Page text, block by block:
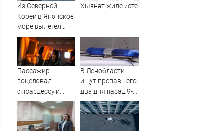
Из Северной
Кореи в Японское
море вылетел
неопознанный
снаряд
Хыянәт җиле исте
Пассажир
поцеловал
стюардессу и
попал под арест -
АБН 24
В Ленобласти
ищут пропавшего
два дня назад 9-
летнего мальчика